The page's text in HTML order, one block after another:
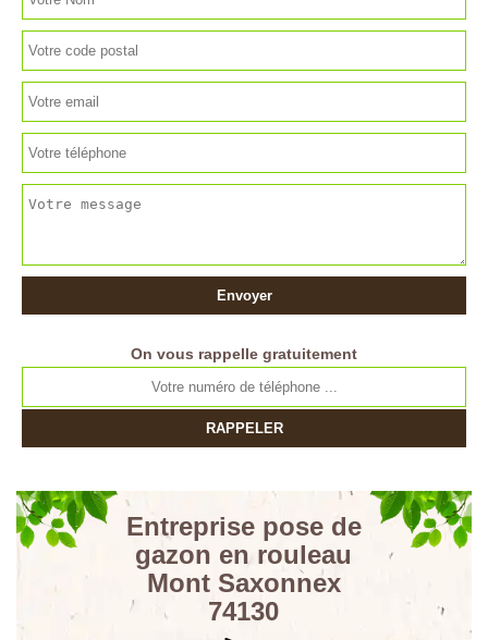
On vous rappelle gratuitement
Entreprise pose de
gazon en rouleau
Mont Saxonnex
74130